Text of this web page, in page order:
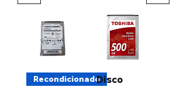
RecondicionadoDisco